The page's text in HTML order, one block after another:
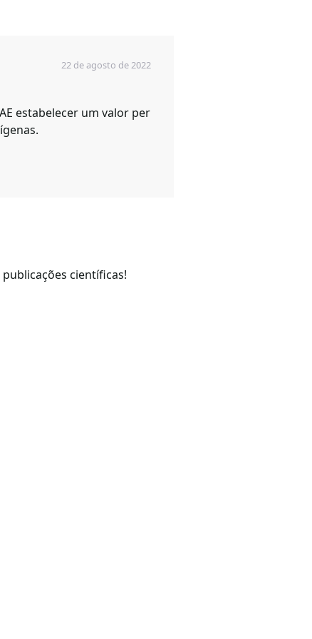
22 de agosto de 2022
estabelecer um valor per
científicas!